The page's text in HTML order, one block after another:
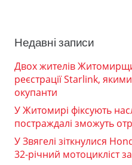
Недавні записи
Двох жителів
реєстрації Starlink,
окупанти
У Житомирі фіксують
постраждалі зможуть
У Звягелі зіткнулися
32-річний мотоцикліст